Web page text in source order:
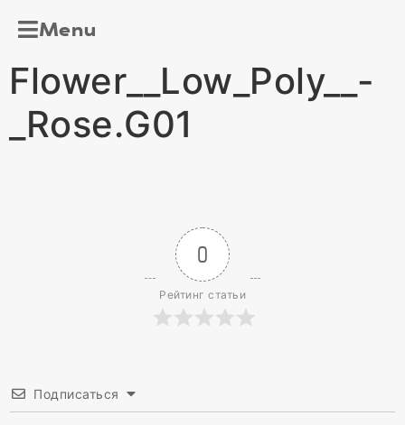
Menu
Flower__Low_Poly__-
_Rose.G01
0
Рейтинг статьи
Подписаться